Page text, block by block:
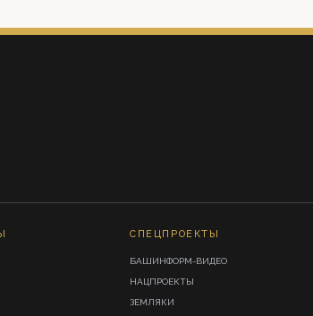
СПЕЦПРОЕКТЫ
БАШИНФОРМ-ВИДЕО
НАЦПРОЕКТЫ
ЗЕМЛЯКИ